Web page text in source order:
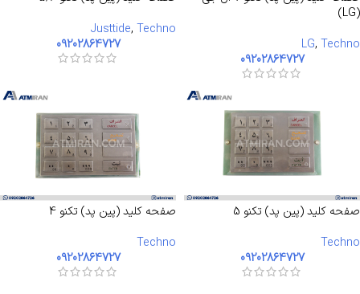
(LG)
LG, Techno
09202864727
Justtide, Techno
09202864727
صفحه کلید (پین پد) تکنو 5
Techno
09202864727
صفحه کلید (پین پد) تکنو 4
Techno
09202864727